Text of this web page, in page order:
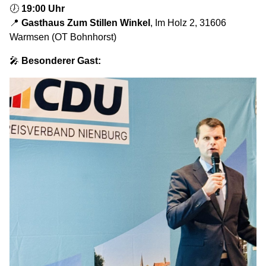
🕖 19:00 Uhr
📍 Gasthaus Zum Stillen Winkel , Im Holz 2, 31606
Warmsen (OT Bohnhorst)
🎤 Besonderer Gast: